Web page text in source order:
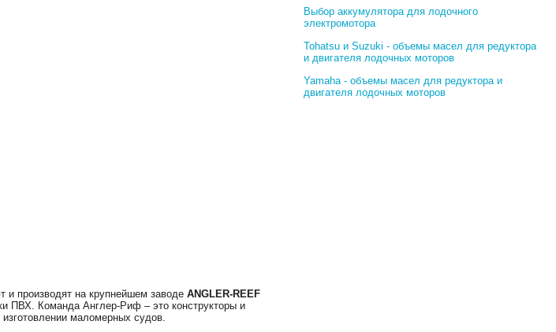
и производят на крупнейшем заводе ANGLER-REEF
ПВХ. Команда Англер-Риф – это конструкторы и
маломерных судов.
Выбор аккумулятора для лодочного
электромотора
Tohatsu и Suzuki - объемы масел для редуктора
и двигателя лодочных моторов
Yamaha - объемы масел для редуктора и
двигателя лодочных моторов